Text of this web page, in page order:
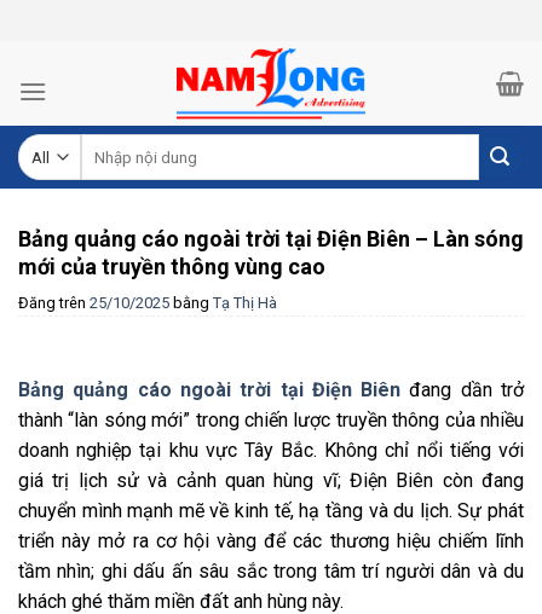
kiếm:
Bảng quảng cáo ngoài trời tại Điện Biên – Làn sóng
mới của truyền thông vùng cao
Đăng trên 25/10/2025 bằng Tạ Thị Hà
Bảng quảng cáo ngoài trời tại Điện Biên đang dần trở
thành “làn sóng mới” trong chiến lược truyền thông của nhiều
doanh nghiệp tại khu vực Tây Bắc. Không chỉ nổi tiếng với
giá trị lịch sử và cảnh quan hùng vĩ; Điện Biên còn đang
chuyển mình mạnh mẽ về kinh tế, hạ tầng và du lịch. Sự phát
triển này mở ra cơ hội vàng để các thương hiệu chiếm lĩnh
tầm nhìn; ghi dấu ấn sâu sắc trong tâm trí người dân và du
khách ghé thăm miền đất anh hùng này.